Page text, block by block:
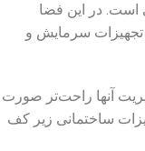
است. در این فضا
تجهیزات سرمایش و
آنها راحت‌تر صورت
ساختمانی زیر کف